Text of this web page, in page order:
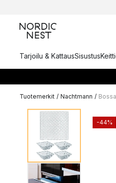
Tarjoilu & KattausSisustus
Tuotemerkit / Nachtmann /
-44%